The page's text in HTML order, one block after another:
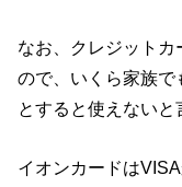
なお、クレジット
ので、いくら家族で
とすると使えないと
イオンカードは